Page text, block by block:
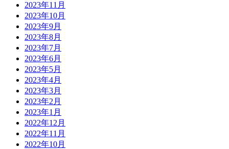
2023年11月
2023年10月
2023年9月
2023年8月
2023年7月
2023年6月
2023年5月
2023年4月
2023年3月
2023年2月
2023年1月
2022年12月
2022年11月
2022年10月